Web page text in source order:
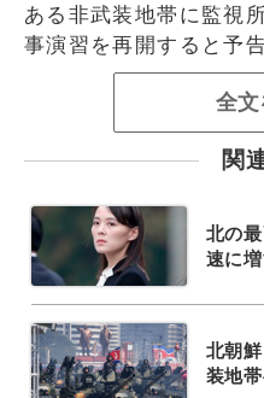
ある非武装地帯に監視
事演習を再開すると予告
全
関
北の
速に
北朝
装地